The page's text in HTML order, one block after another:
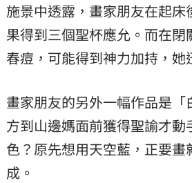
施景中透露，畫家朋友在起
果得到三個聖杯應允。而在
春痘，可能得到神力加持，她
畫家朋友的另外一幅作品是
方到山邊媽面前獲得聖諭才
色？原先想用天空藍，正要
成。